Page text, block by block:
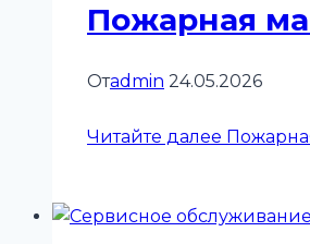
Пожарная
Отadmin 24.05.2026
Читайте далее